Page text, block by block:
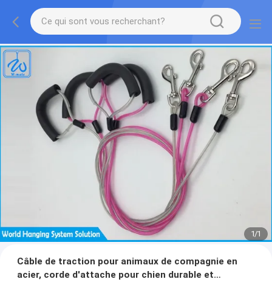
1/1
Câble de traction pour animaux de compagnie en
acier, corde d'attache pour chien durable et